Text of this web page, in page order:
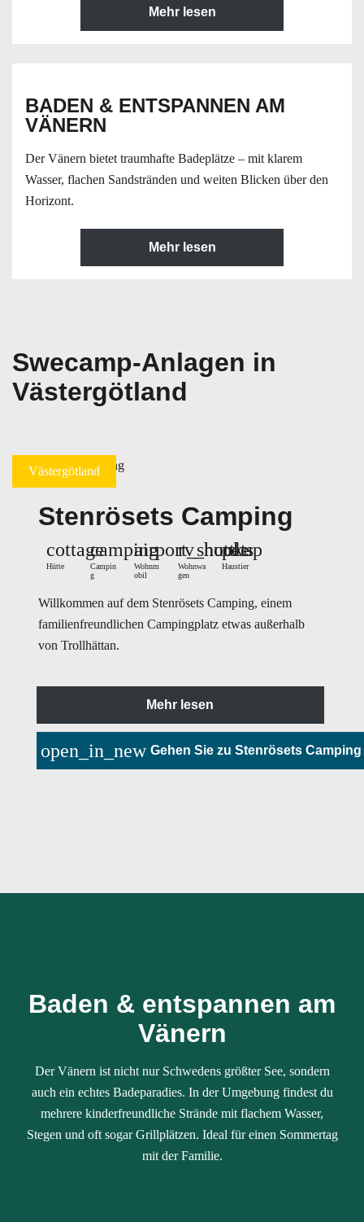
Mehr lesen
BADEN & ENTSPANNEN AM
VÄNERN
Der Vänern bietet traumhafte Badeplätze – mit klarem
Wasser, flachen Sandstränden und weiten Blicken über den
Horizont.
Mehr lesen
Swecamp-Anlagen in
Västergötland
Västergötland
Stenrösets Camping
cottage
Hütte
camping
Campin
g
airport_shuttle
Wohnm
obil
rv_hookup
Wohnwa
gen
pets
Haustier
Willkommen auf dem Stenrösets Camping, einem
familienfreundlichen Campingplatz etwas außerhalb
von Trollhättan.
Mehr lesen
open_in_new Gehen Sie zu Stenrösets Camping
Baden & entspannen am
Vänern
Der Vänern ist nicht nur Schwedens größter See, sondern
auch ein echtes Badeparadies. In der Umgebung findest du
mehrere kinderfreundliche Strände mit flachem Wasser,
Stegen und oft sogar Grillplätzen. Ideal für einen Sommertag
mit der Familie.